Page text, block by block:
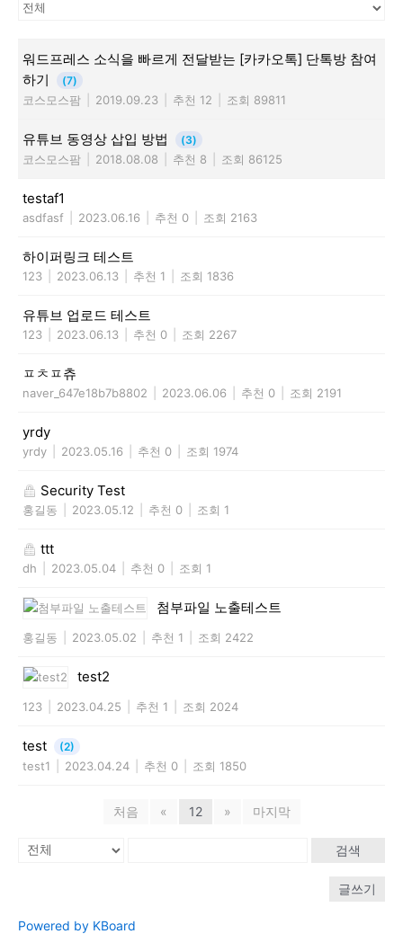
워드프레스 소식을 빠르게 전달받는 [카카오톡] 단톡방 참여
하기
(7)
코스모스팜 2019.09.23 추천 12 조회 89811
유튜브 동영상 삽입 방법 (3)
코스모스팜 2018.08.08 추천 8 조회 86125
testaf1
asdfasf 2023.06.16 추천 0 조회 2163
하이퍼링크 테스트
123 2023.06.13 추천 1 조회 1836
유튜브 업로드 테스트
123 2023.06.13 추천 0 조회 2267
ㅍㅊㅍ츄
naver_647e18b7b8802 2023.06.06 추천 0 조회 2191
yrdy
yrdy 2023.05.16 추천 0 조회 1974
Security Test
홍길동 2023.05.12 추천 0 조회 1
ttt
dh 2023.05.04 추천 0 조회 1
첨부파일 노출테스트
홍길동 2023.05.02 추천 1 조회 2422
test2
123 2023.04.25 추천 1 조회 2024
test (2)
test1 2023.04.24 추천 0 조회 1850
처음 « 12 » 마지막
검색
글쓰기
Powered by KBoard